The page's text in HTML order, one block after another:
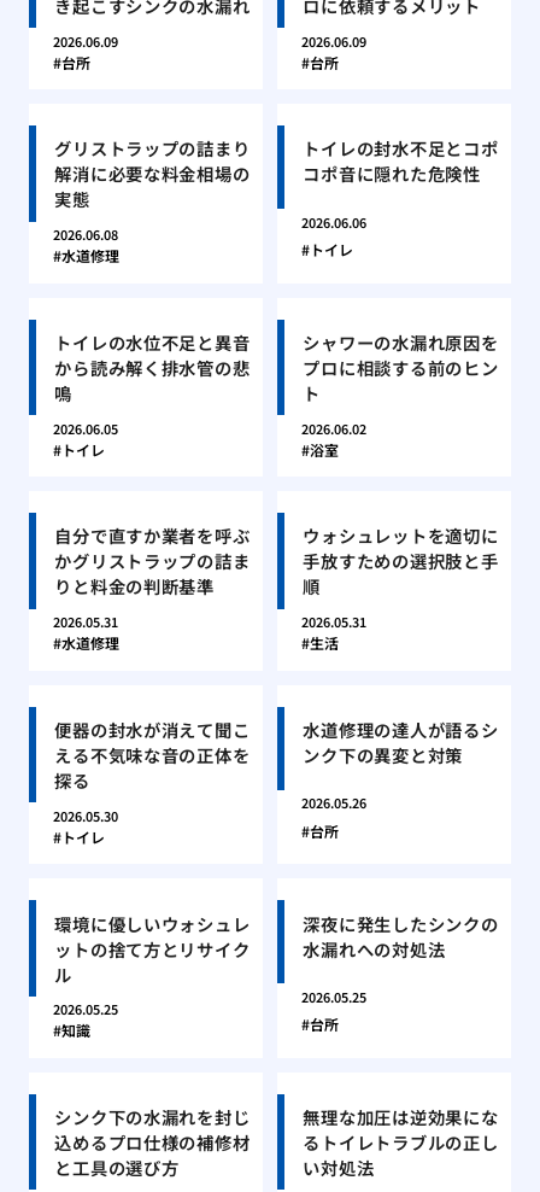
き起こすシンクの水漏れ
2026.06.09
台所
ロに依頼するメリット
2026.06.09
台所
グリストラップの詰まり
解消に必要な料金相場の
実態
2026.06.08
水道修理
トイレの封水不足とコポ
コポ音に隠れた危険性
2026.06.06
トイレ
トイレの水位不足と異音
から読み解く排水管の悲
鳴
2026.06.05
トイレ
シャワーの水漏れ原因を
プロに相談する前のヒン
ト
2026.06.02
浴室
自分で直すか業者を呼ぶ
かグリストラップの詰ま
りと料金の判断基準
2026.05.31
水道修理
ウォシュレットを適切に
手放すための選択肢と手
順
2026.05.31
生活
便器の封水が消えて聞こ
える不気味な音の正体を
探る
2026.05.30
トイレ
水道修理の達人が語るシ
ンク下の異変と対策
2026.05.26
台所
環境に優しいウォシュレ
ットの捨て方とリサイク
ル
2026.05.25
知識
深夜に発生したシンクの
水漏れへの対処法
2026.05.25
台所
シンク下の水漏れを封じ
込めるプロ仕様の補修材
と工具の選び方
無理な加圧は逆効果にな
るトイレトラブルの正し
い対処法